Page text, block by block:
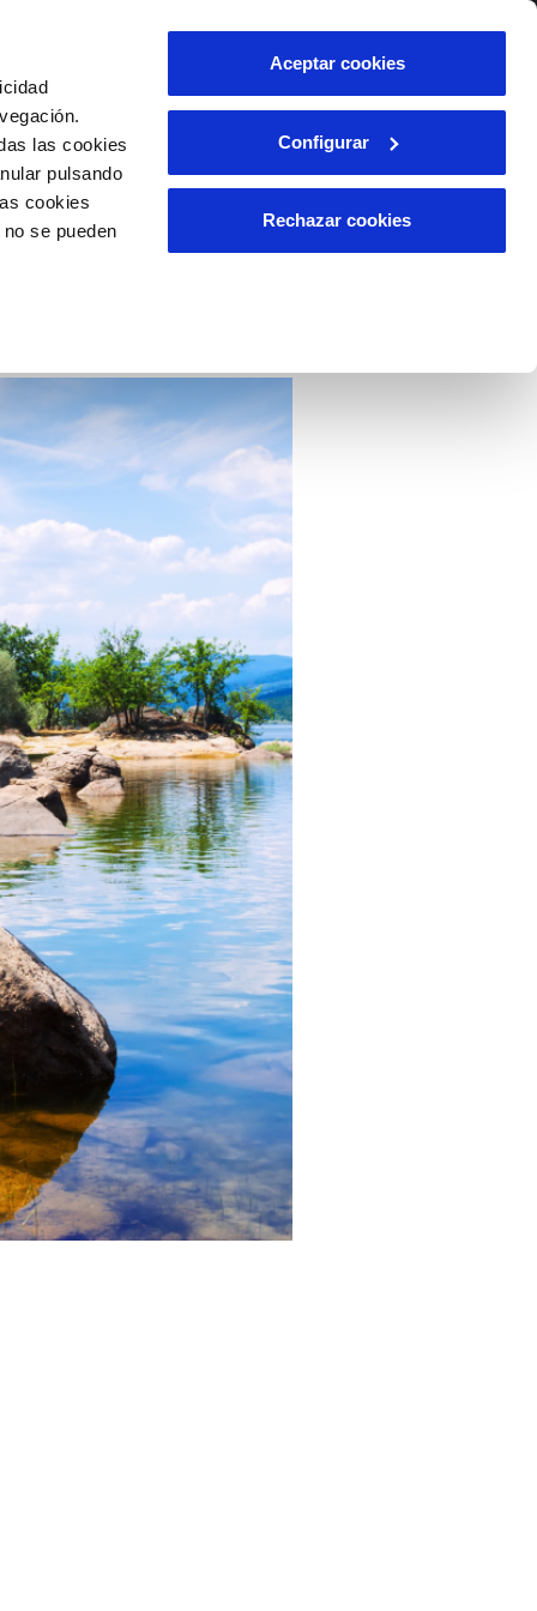
las cookies
pulsando
cookies
se pueden
Aceptar cookies
Configurar
Rechazar cookies
INCIDENCIAS
Comunica anomalías o posibles
Área de clientes